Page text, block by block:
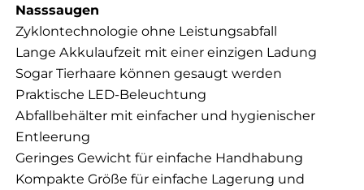
Nasssaugen
Zyklontechnologie ohne Leistungsabfall
Lange Akkulaufzeit mit einer einzigen Ladung
Sogar Tierhaare können gesaugt werden
Praktische LED-Beleuchtung
Abfallbehälter mit einfacher und hygienischer
Entleerung
Geringes Gewicht für einfache Handhabung
Kompakte Größe für einfache Lagerung und